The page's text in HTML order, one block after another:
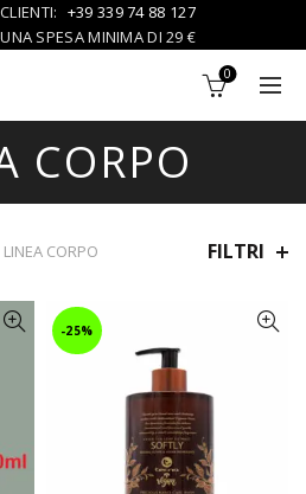
+39 339 74 88 127
SPESA MINIMA DI 29 €
0
CORPO
LINEA CORPO FILTRI
-25%